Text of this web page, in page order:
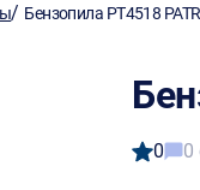
/ Бензопила PT4518
0 0